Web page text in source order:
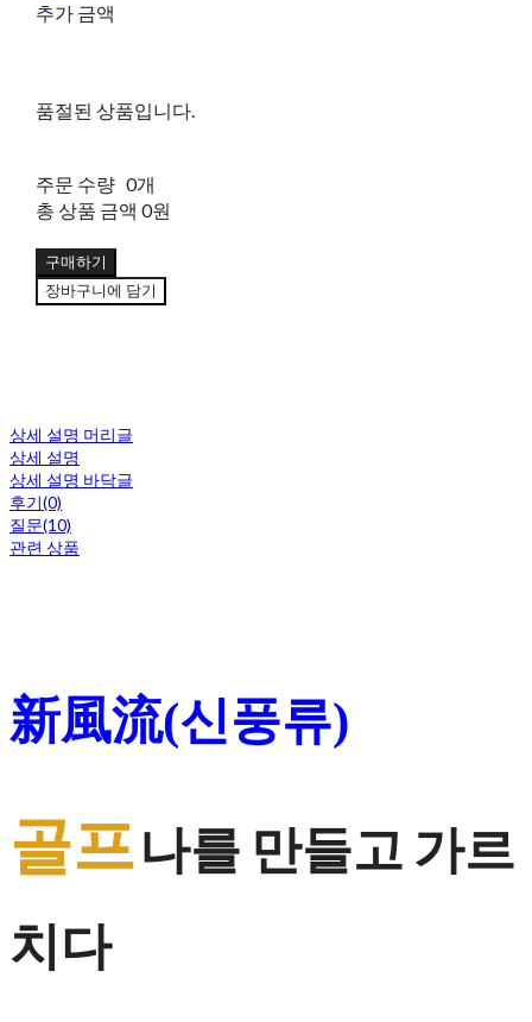
추가 금액
품절된 상품입니다.
주문 수량 0개
총 상품 금액 0원
구매하기
장바구니에 담기
상세 설명 머리글
상세 설명
상세 설명 바닥글
후기(0)
질문(10)
관련 상품
新風流(신풍류)
골프나를 만들고 가르
치다